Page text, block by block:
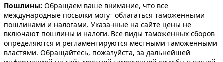
Пошлины: Обращаем ваше внимание, что все
международные посылки могут облагаться таможенными
пошлинами и налогами. Указанные на сайте цены не
включают пошлины и налоги. Все виды таможенных сборов
определяются и регламентируются местными таможенными
властями. Обращайтесь, пожалуйста, за дальнейшей